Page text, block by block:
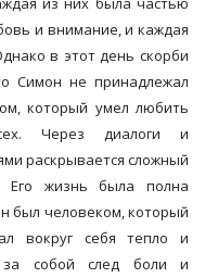
и внимание, и каждая
в этот день скорби
Симон не принадлежал
который умел любить
Через диалоги и
раскрывается сложный
Его жизнь была полна
был человеком, который
вокруг себя тепло и
собой след боли и